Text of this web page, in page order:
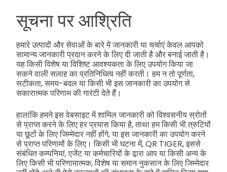
सूचना पर आश्रिति
हमारे उत्पादों और सेवाओं के बारे में जानकारी या चर्चाएं केवल आपको
सामान्य जानकारी प्रदान करने के लिए दी जाती है और बनाई जाती है।
यह किसी विशेष या विशिष्ट आवश्यकता के लिए उपयोग किया जा
सकने वाली सलाह का प्रतिनिधित्व नहीं करती। हम न तो पूर्णता,
सटीकता, समय-बदल या किसी भी इस जानकारी का उपयोग से
सकारात्मक परिणाम की गारंटी देते हैं।
हालांकि हमने इस वेबसाइट में शामिल जानकारी को विश्वसनीय स्रोतों
से प्राप्त करने के लिए हर प्रयास किया है, ताथा हम किसी भी त्रुटियों
या छूटों के लिए जिम्मेदार नहीं होंगे, या इस जानकारी का उपयोग करने
से प्राप्त परिणामों के लिए। किसी भी घटना में, QR TIGER, इससे
संबंधित कम्पनियां, एजेंट या कर्मचारियों के द्वारा आप या किसी अन्य के
लिए किसी भी परिणामात्मक, विशेष या समान नुकसान के लिए जिम्मेदार